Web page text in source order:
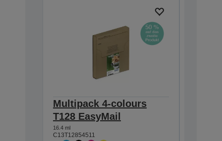
Multipack 4-colours
T128 EasyMail
16.4 ml
C13T12854511